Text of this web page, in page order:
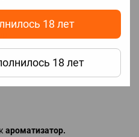
18 лет
18 лет
жидкостей, блюд,
ароматизатор.